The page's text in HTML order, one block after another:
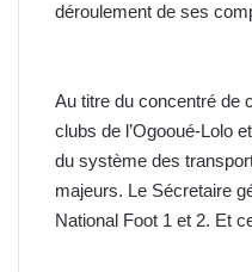
déroulement de ses
Au titre du concentré de
clubs de l’Ogooué-Lolo
du système des
majeurs. Le Sécretaire
National Foot 1 et 2. Et